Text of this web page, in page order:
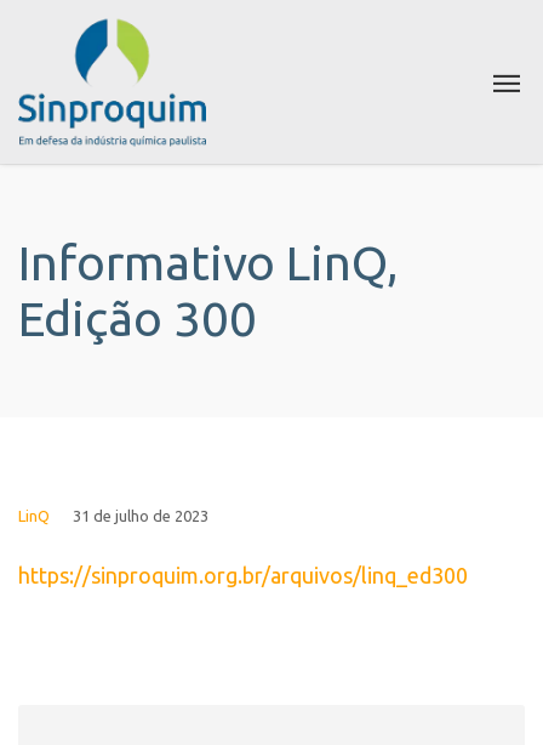
Informativo LinQ,
Edição 300
LinQ 31 de julho de 2023
https://sinproquim.org.br/arquivos/linq_ed300